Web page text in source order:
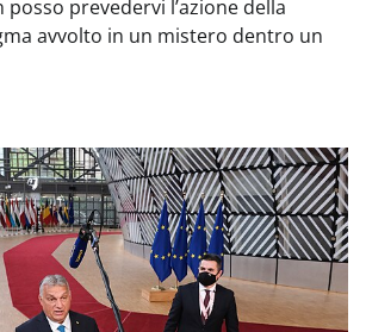
posso prevedervi l’azione della
avvolto in un mistero dentro un